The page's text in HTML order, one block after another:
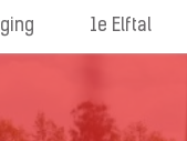
1e Elftal